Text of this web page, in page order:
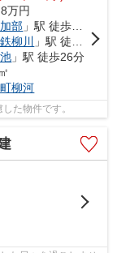
8万円
部 」駅 徒歩10分
柳川
」駅 徒歩26分
」駅 徒歩26分
柳河
た物件です。